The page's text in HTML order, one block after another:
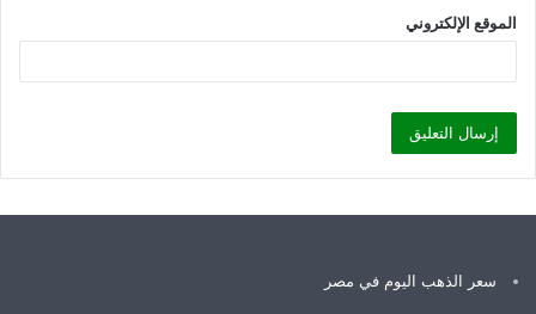
الموقع الإلكتروني
سعر الذهب اليوم في مصر